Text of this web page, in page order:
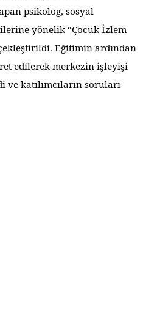
psikolog, sosyal
yönelik “Çocuk İzlem
Eğitimin ardından
edilerek merkezin işleyişi
katılımcıların soruları